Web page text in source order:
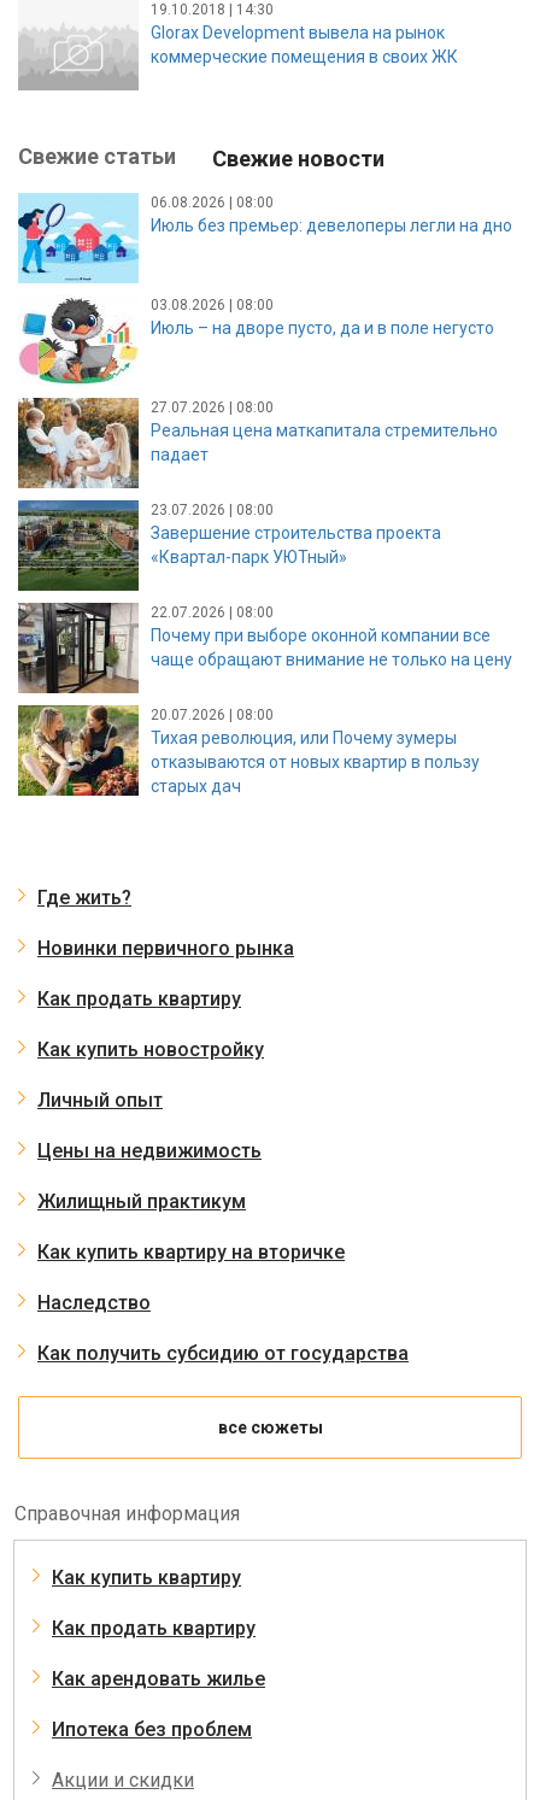
19.10.2018 | 14:30
Glorax Development вывела на рынок
коммерческие помещения в своих ЖК
Свежие статьи Свежие новости
06.08.2026 | 08:00
Июль без премьер: девелоперы легли на дно
03.08.2026 | 08:00
Июль – на дворе пусто, да и в поле негусто
27.07.2026 | 08:00
Реальная цена маткапитала стремительно
падает
23.07.2026 | 08:00
Завершение строительства проекта
«Квартал-парк УЮТный»
22.07.2026 | 08:00
Почему при выборе оконной компании все
чаще обращают внимание не только на цену
20.07.2026 | 08:00
Тихая революция, или Почему зумеры
отказываются от новых квартир в пользу
старых дач
Где жить?
Новинки первичного рынка
Как продать квартиру
Как купить новостройку
Личный опыт
Цены на недвижимость
Жилищный практикум
Как купить квартиру на вторичке
Наследство
Как получить субсидию от государства
все сюжеты
Справочная информация
Как купить квартиру
Как продать квартиру
Как арендовать жилье
Ипотека без проблем
Акции и скидки